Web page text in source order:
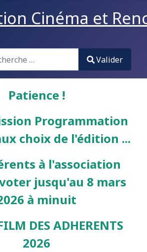
Cinéma et
or more characters for results.
Valider
Patience !
Programmation
choix de l'édition ...
à l'association
jusqu'au 8 mars
à minuit
DES ADHERENTS
2026